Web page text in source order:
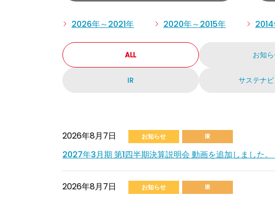
2026年～2021年 2020年～2015年
ALL お知
IR サステナ
2026年8月7日 お知らせ IR
2027年3月期 第1四半期決算説明会 動画を追加しました。
2026年8月7日 お知らせ IR